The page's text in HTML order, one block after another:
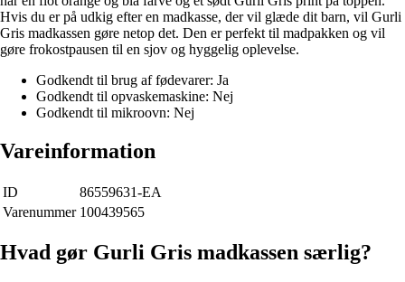
Hvis du er på udkig efter en madkasse, der vil glæde dit barn, vil Gurli
Gris madkassen gøre netop det. Den er perfekt til madpakken og vil
gøre frokostpausen til en sjov og hyggelig oplevelse.
Godkendt til brug af fødevarer: Ja
Godkendt til opvaskemaskine: Nej
Godkendt til mikroovn: Nej
Vareinformation
ID
86559631-EA
Varenummer 100439565
Hvad gør Gurli Gris madkassen særlig?